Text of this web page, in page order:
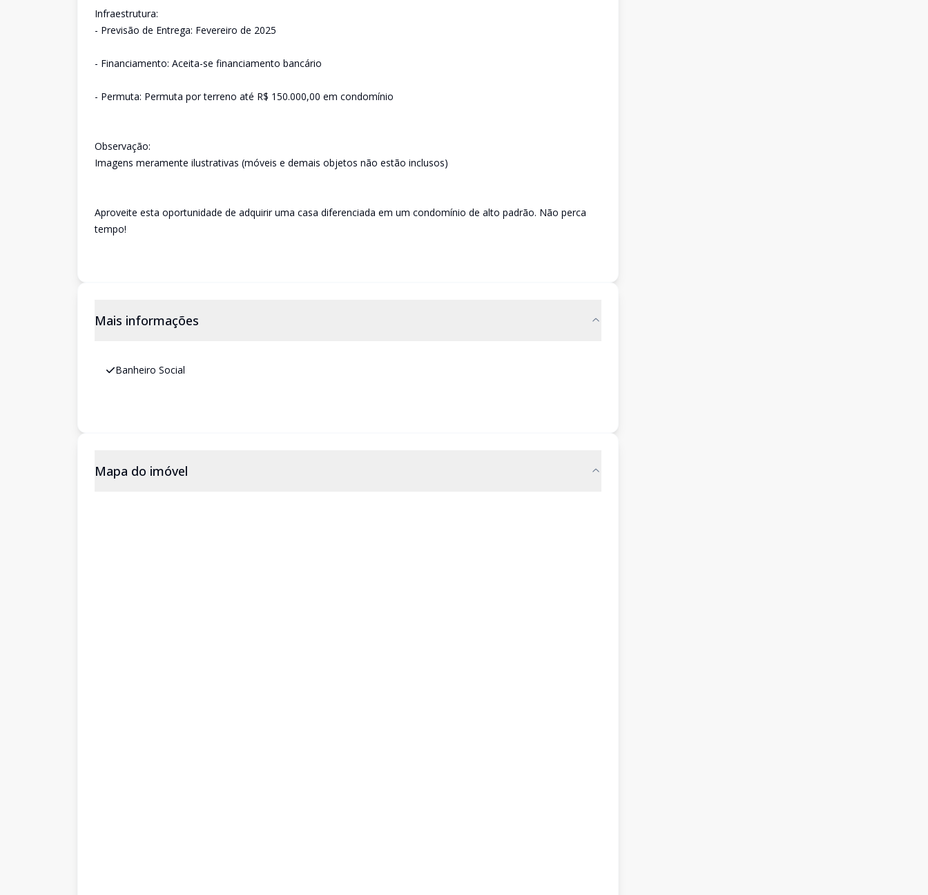
Infraestrutura:
- Previsão de Entrega: Fevereiro de 2025
- Financiamento: Aceita-se financiamento bancário
- Permuta: Permuta por terreno até R$ 150.000,00 em condomínio
Observação:
Imagens meramente ilustrativas (móveis e demais objetos não estão inclusos)
Aproveite esta oportunidade de adquirir uma casa diferenciada em um condomínio de alto padrão. Não perca
tempo!
Mais informações
Banheiro Social
Mapa do imóvel